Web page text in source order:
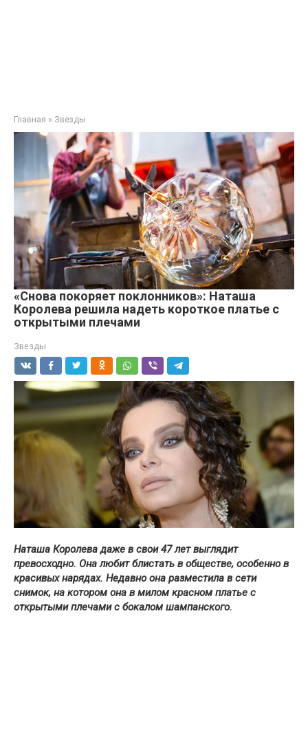
Главная » Звезды
«Снова покоряет поклонников»: Наташа
Королева решила надеть короткое платье с
открытыми плечами
Звезды
Наташа Королева даже в свои 47 лет выглядит
превосходно. Она любит блистать в обществе, особенно в
красивых нарядах. Недавно она разместила в сети
снимок, на котором она в милом красном платье с
открытыми плечами с бокалом шампанского.